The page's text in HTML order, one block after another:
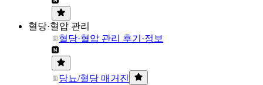
혈당·혈압 관리
혈당·혈압 관리 후기·정보
당뇨/혈당 매거진